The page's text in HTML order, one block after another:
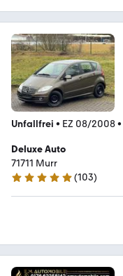
Unfallfrei • EZ 08/2008•
Deluxe Auto
71711 Murr
4.9 Sterne
(103)